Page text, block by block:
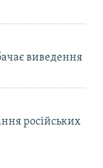
виведення
російських